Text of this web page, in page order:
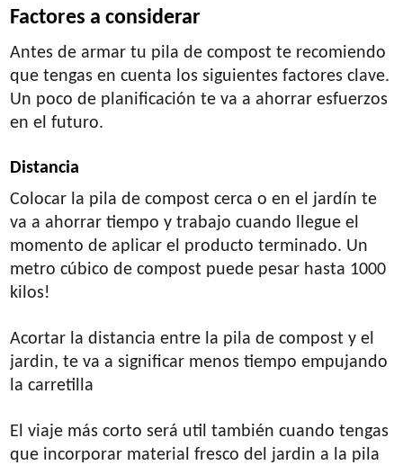
Factores a considerar
Antes de armar tu pila de compost te recomiendo
que tengas en cuenta los siguientes factores clave.
Un poco de planificación te va a ahorrar esfuerzos
en el futuro.
Distancia
Colocar la pila de compost cerca o en el jardín te
va a ahorrar tiempo y trabajo cuando llegue el
momento de aplicar el producto terminado. Un
metro cúbico de compost puede pesar hasta 1000
kilos!
Acortar la distancia entre la pila de compost y el
jardin, te va a significar menos tiempo empujando
la carretilla
El viaje más corto será util también cuando tengas
que incorporar material fresco del jardin a la pila